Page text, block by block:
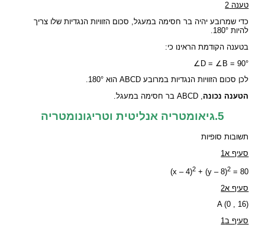
טענה 2
כדי שמרובע יהיה בר חסימה במעגל, סכום הזוויות הנגדיות שלו צריך
להיות 180°.
בטענה הקודמת הראינו כי:
∠D = ∠B = 90°
לכן סכום הזוויות הנגדיות במרובע ABCD הוא 180°.
הטענה נכונה, ABCD בר חסימה במעגל.
5.גיאומטריה אנליטית וטריגונומטריה
תשובות סופיות
סעיף א1
(x – 4)2 + (y – 8)2 = 80
סעיף א2
A (0 , 16)
סעיף ב1